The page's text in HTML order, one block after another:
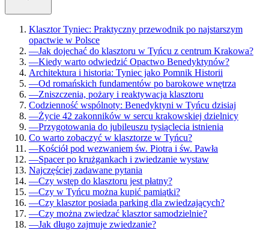
Klasztor Tyniec: Praktyczny przewodnik po najstarszym
opactwie w Polsce
—Jak dojechać do klasztoru w Tyńcu z centrum Krakowa?
—Kiedy warto odwiedzić Opactwo Benedyktynów?
Architektura i historia: Tyniec jako Pomnik Historii
—Od romańskich fundamentów po barokowe wnętrza
—Zniszczenia, pożary i reaktywacja klasztoru
Codzienność wspólnoty: Benedyktyni w Tyńcu dzisiaj
—Życie 42 zakonników w sercu krakowskiej dzielnicy
—Przygotowania do jubileuszu tysiąclecia istnienia
Co warto zobaczyć w klasztorze w Tyńcu?
—Kościół pod wezwaniem św. Piotra i św. Pawła
—Spacer po krużgankach i zwiedzanie wystaw
Najczęściej zadawane pytania
—Czy wstęp do klasztoru jest płatny?
—Czy w Tyńcu można kupić pamiątki?
—Czy klasztor posiada parking dla zwiedzających?
—Czy można zwiedzać klasztor samodzielnie?
—Jak długo zajmuje zwiedzanie?